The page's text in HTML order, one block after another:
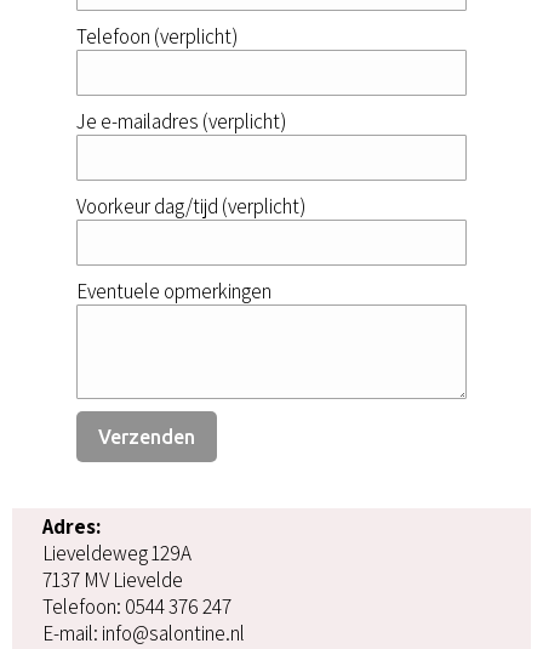
Telefoon (verplicht)
Je e-mailadres (verplicht)
Voorkeur dag/tijd (verplicht)
Eventuele opmerkingen
Adres:
Lieveldeweg 129A
7137 MV Lievelde
Telefoon: 0544 376 247
E-mail: info@salontine.nl